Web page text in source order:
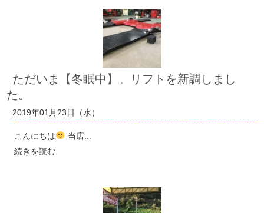
ただいま【冬眠中】。リフトを新調しまし
た。
2019年01月23日（水）
こんにちは
当店...
続きを読む